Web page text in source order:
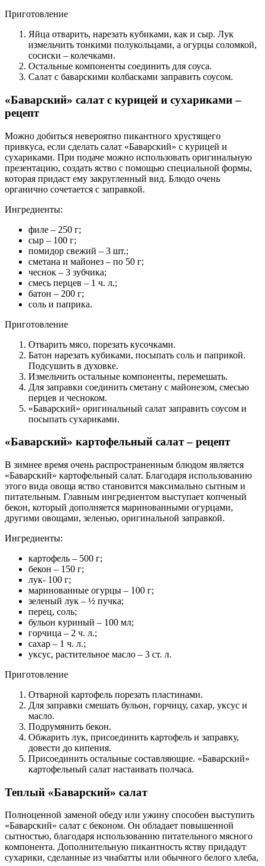
Приготовление
Яйца отварить, нарезать кубиками, как и сыр. Лук
измельчить тонкими полукольцами, а огурцы соломкой,
сосиски – колечками.
Остальные компоненты соединить для соуса.
Салат с баварскими колбасками заправить соусом.
«Баварский» салат с курицей и сухариками –
рецепт
Можно добиться невероятно пикантного хрустящего
привкуса, если сделать салат «Баварский» с курицей и
сухариками. При подаче можно использовать оригинальную
презентацию, создать яство с помощью специальной формы,
которая придаст ему закругленный вид. Блюдо очень
органично сочетается с заправкой.
Ингредиенты:
филе – 250 г;
сыр – 100 г;
помидор свежий – 3 шт.;
сметана и майонез – по 50 г;
чеснок – 3 зубчика;
смесь перцев – 1 ч. л.;
батон – 200 г;
соль и паприка.
Приготовление
Отварить мясо, порезать кусочками.
Батон нарезать кубиками, посыпать соль и паприкой.
Подсушить в духовке.
Измельчить остальные компоненты, перемешать.
Для заправки соединить сметану с майонезом, смесью
перцев и чесноком.
«Баварский» оригинальный салат заправить соусом и
посыпать сухариками.
«Баварский» картофельный салат – рецепт
В зимнее время очень распространенным блюдом является
«Баварский» картофельный салат. Благодаря использованию
этого вида овоща яство становится максимально сытным и
питательным. Главным ингредиентом выступает копченый
бекон, который дополняется маринованными огурцами,
другими овощами, зеленью, оригинальной заправкой.
Ингредиенты:
картофель – 500 г;
бекон – 150 г;
лук- 100 г;
маринованные огурцы – 100 г;
зеленый лук – ½ пучка;
перец, соль;
бульон куриный – 100 мл;
горчица – 2 ч. л.;
сахар – 1 ч. л.;
уксус, растительное масло – 3 ст. л.
Приготовление
Отварной картофель порезать пластинами.
Для заправки смешать бульон, горчицу, сахар, уксус и
масло.
Подрумянить бекон.
Обжарить лук, присоединить картофель и заправку,
довести до кипения.
Присоединить остальные составляющие. «Баварский»
картофельный салат настаивать полчаса.
Теплый «Баварский» салат
Полноценной заменой обеду или ужину способен выступить
«Баварский» салат с беконом. Он обладает повышенной
сытностью, благодаря использованию питательного мясного
компонента. Дополнительную пикантность яству придадут
сухарики, сделанные из чиабатты или обычного белого хлеба,